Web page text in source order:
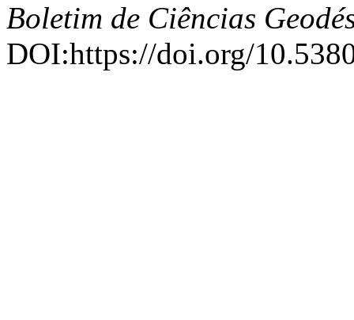
Boletim de Ciências
DOI:https://doi.org/